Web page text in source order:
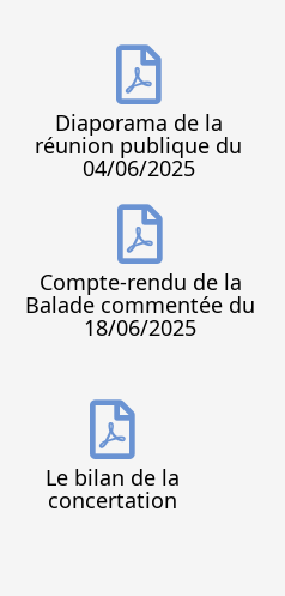
Diaporama de la
réunion publique du
04/06/2025
Compte-rendu de la
Balade commentée du
18/06/2025
Le bilan de la
concertation